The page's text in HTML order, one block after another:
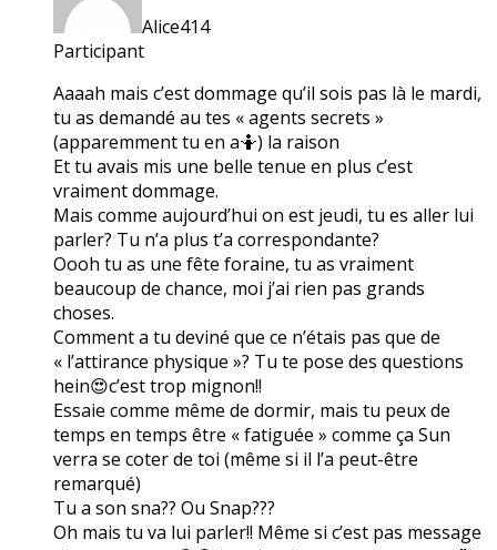
Alice414
Participant
Aaaah mais c’est dommage qu’il sois pas là le mardi,
tu as demandé au tes « agents secrets »
(apparemment tu en a🤷) la raison
Et tu avais mis une belle tenue en plus c’est
vraiment dommage.
Mais comme aujourd’hui on est jeudi, tu es aller lui
parler? Tu n’a plus t’a correspondante?
Oooh tu as une fête foraine, tu as vraiment
beaucoup de chance, moi j’ai rien pas grands
choses.
Comment a tu deviné que ce n’étais pas que de
« l’attirance physique »? Tu te pose des questions
hein😍c’est trop mignon!!
Essaie comme même de dormir, mais tu peux de
temps en temps être « fatiguée » comme ça Sun
verra se coter de toi (même si il l’a peut-être
remarqué)
Tu a son sna?? Ou Snap???
Oh mais tu va lui parler!! Même si c’est pas message